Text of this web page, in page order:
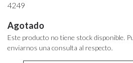
4249
Agotado
Este producto no tiene stock disponible.
enviarnos una consulta al respecto.